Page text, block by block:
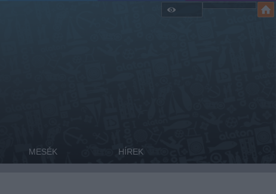
MESÉK HÍREK